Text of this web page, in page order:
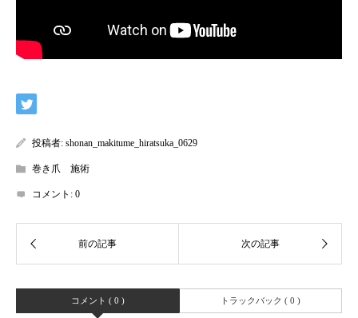
投稿者: shonan_makitume_hiratsuka_0629
巻き爪 施術
コメント: 0
コメント ( 0 ) トラックバック ( 0 )